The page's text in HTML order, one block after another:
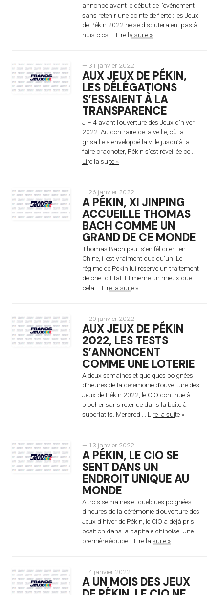
annoncé avant le début de l’événement
sans retenir une pointe de fierté : les Jeux
de Pékin 2022 ne se disputeraient pas à
huis clos.... Lire la suite »
— 31 janvier 2022
AUX JEUX DE PÉKIN,
LES DÉLÉGATIONS
S’ESSAIENT À LA
TRANSPARENCE
J – 4 avant l’ouverture des Jeux d’hiver
2022. Au contraire de la veille, où la
grisaille a enveloppé la ville jusqu’à la
faire crachoter, Pékin s’est réveillée ce...
Lire la suite »
— 26 janvier 2022
A PÉKIN, XI JINPING
ACCUEILLE THOMAS
BACH COMME UN
GRAND DE CE MONDE
Thomas Bach peut s’en féliciter : en
Chine, il est vraiment quelqu’un. Le
régime de Pékin lui réserve un traitement
de chef d’Etat. Et même un mieux que
cela.... Lire la suite »
— 20 janvier 2022
AUX JEUX DE PÉKIN
2022, LES TESTS
S’ANNONCENT
COMME UNE LOTERIE
A deux semaines et quelques poignées
d’heures de la cérémonie d’ouverture des
Jeux de Pékin 2022, le CIO continue à
piocher sans retenue dans la boîte à
superlatifs. Mercredi... Lire la suite »
— 13 janvier 2022
A PÉKIN, LE CIO SE
SENT DANS UN
ENDROIT UNIQUE AU
MONDE
A trois semaines et quelques poignées
d’heures de la cérémonie d’ouverture des
Jeux d’hiver de Pékin, le CIO a déjà pris
position dans la capitale chinoise. Une
première équipe... Lire la suite »
— 4 janvier 2022
A UN MOIS DES JEUX